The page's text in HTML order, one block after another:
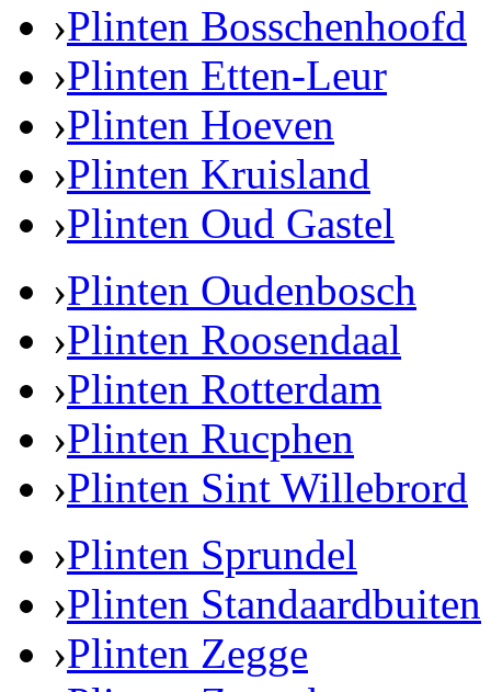
›Plinten Bosschenhoofd
›Plinten Etten-Leur
›Plinten Hoeven
›Plinten Kruisland
›Plinten Oud Gastel
›Plinten Oudenbosch
›Plinten Roosendaal
›Plinten Rotterdam
›Plinten Rucphen
›Plinten Sint Willebrord
›Plinten Sprundel
›Plinten Standaardbuiten
›Plinten Zegge